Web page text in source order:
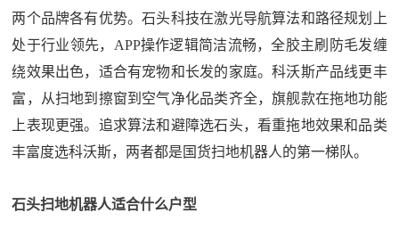
两个品牌各有优势。石头科技在激光导航算法和路径规划上
处于行业领先，APP操作逻辑简洁流畅，全胶主刷防毛发缠
绕效果出色，适合有宠物和长发的家庭。科沃斯产品线更丰
富，从扫地到擦窗到空气净化品类齐全，旗舰款在拖地功能
上表现更强。追求算法和避障选石头，看重拖地效果和品类
丰富度选科沃斯，两者都是国货扫地机器人的第一梯队。
石头扫地机器人适合什么户型